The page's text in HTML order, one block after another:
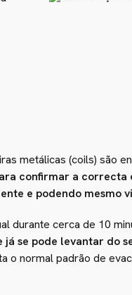
metálicas (coils) são
confirmar a
e podendo mesmo
cerca de 10
já se pode levantar do
o normal padrão de